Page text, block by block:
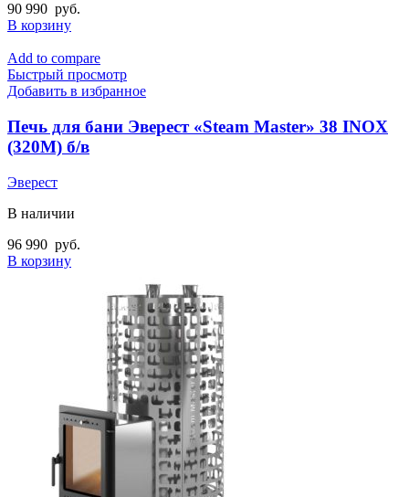
90 990 руб.
В корзину
Add to compare
Быстрый просмотр
Добавить в избранное
Печь для бани Эверест «Steam Master» 38 INOX
(320M) б/в
Эверест
В наличии
96 990 руб.
В корзину